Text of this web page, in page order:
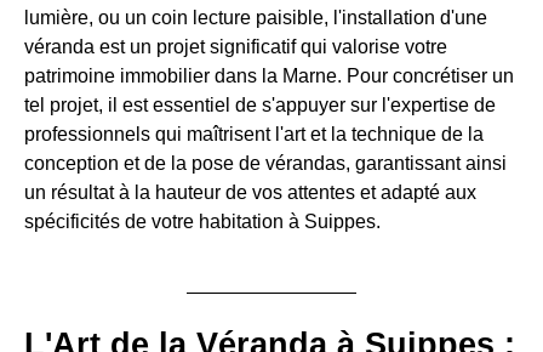
lumière, ou un coin lecture paisible, l'installation d'une
véranda est un projet significatif qui valorise votre
patrimoine immobilier dans la Marne. Pour concrétiser un
tel projet, il est essentiel de s'appuyer sur l'expertise de
professionnels qui maîtrisent l'art et la technique de la
conception et de la pose de vérandas, garantissant ainsi
un résultat à la hauteur de vos attentes et adapté aux
spécificités de votre habitation à Suippes.
L'Art de la Véranda à Suippes :